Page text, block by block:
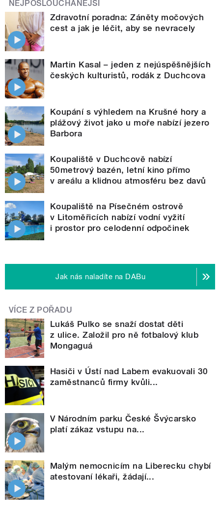
NEJPOSLOUCHANĚJŠÍ
Zdravotní poradna: Záněty močových
cest a jak je léčit, aby se nevracely
Martin Kasal – jeden z nejúspěšnějších
českých kulturistů, rodák z Duchcova
Koupání s výhledem na Krušné hory a
plážový život jako u moře nabízí jezero
Barbora
Koupaliště v Duchcově nabízí
50metrový bazén, letní kino přímo
v areálu a klidnou atmosféru bez davů
Koupaliště na Písečném ostrově
v Litoměřicích nabízí vodní vyžití
i prostor pro celodenní odpočinek
Jak nás naladíte na DABu
VÍCE Z POŘADU
Lukáš Pulko se snaží dostat děti
z ulice. Založil pro ně fotbalový klub
Mongaguá
Hasiči v Ústí nad Labem evakuovali 30
zaměstnanců firmy kvůli...
V Národním parku České Švýcarsko
platí zákaz vstupu na...
Malým nemocnicím na Liberecku chybí
atestovaní lékaři, žádají...